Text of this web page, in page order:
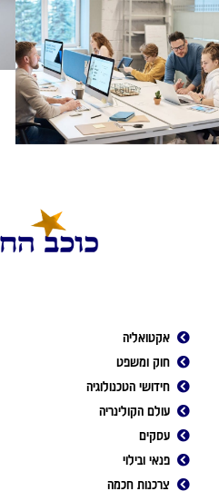
אקטואליה
חוק ומשפט
חידושי הטכנולוגיה
עולם הקולינריה
עסקים
פנאי ובילוי
צרכנות חכמה